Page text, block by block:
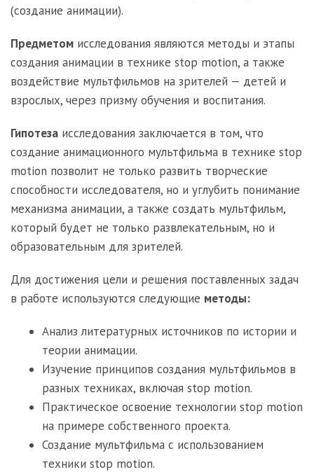
(создание анимации).
Предметом исследования являются методы и этапы
создания анимации в технике stop motion, а также
воздействие мультфильмов на зрителей — детей и
взрослых, через призму обучения и воспитания.
Гипотеза исследования заключается в том, что
создание анимационного мультфильма в технике stop
motion позволит не только развить творческие
способности исследователя, но и углубить понимание
механизма анимации, а также создать мультфильм,
который будет не только развлекательным, но и
образовательным для зрителей.
Для достижения цели и решения поставленных задач
в работе используются следующие методы:
Анализ литературных источников по истории и
теории анимации.
Изучение принципов создания мультфильмов в
разных техниках, включая stop motion.
Практическое освоение технологии stop motion
на примере собственного проекта.
Создание мультфильма с использованием
техники stop motion.